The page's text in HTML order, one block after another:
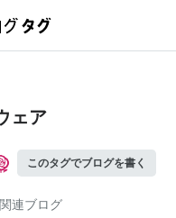
ェア
このタグでブログを書く
関連ブログ